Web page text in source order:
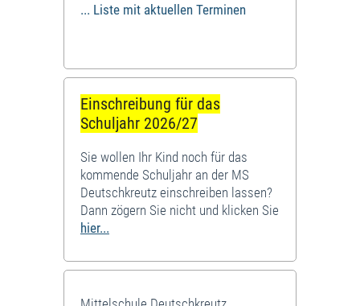
... Liste mit aktuellen Terminen
Einschreibung für das
Schuljahr 2026/27
Sie wollen Ihr Kind noch für das
kommende Schuljahr an der MS
Deutschkreutz einschreiben lassen?
Dann zögern Sie nicht und klicken Sie
hier...